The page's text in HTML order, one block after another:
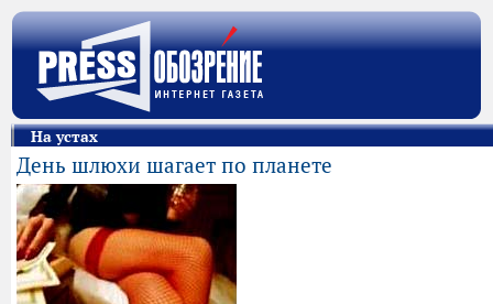
На устах
День шлюхи шагает по планете